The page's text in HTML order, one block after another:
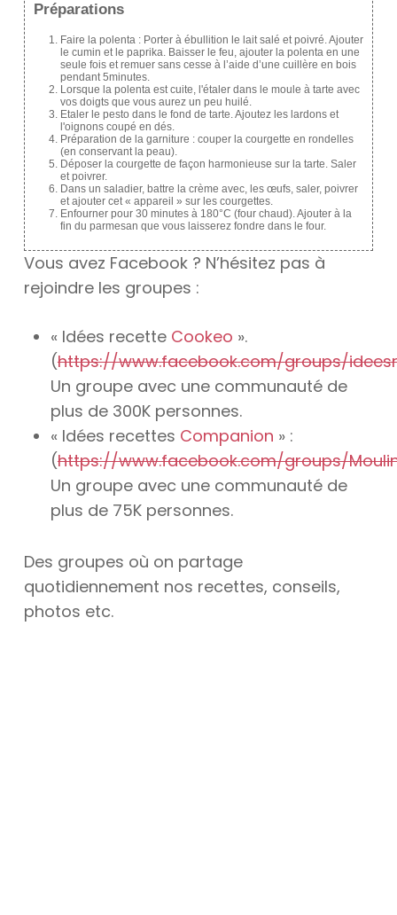
Préparations
Faire la polenta : Porter à ébullition le lait salé et poivré. Ajouter
le cumin et le paprika. Baisser le feu, ajouter la polenta en une
seule fois et remuer sans cesse à l’aide d’une cuillère en bois
pendant 5minutes.
Lorsque la polenta est cuite, l'étaler dans le moule à tarte avec
vos doigts que vous aurez un peu huilé.
Etaler le pesto dans le fond de tarte. Ajoutez les lardons et
l'oignons coupé en dés.
Préparation de la garniture : couper la courgette en rondelles
(en conservant la peau).
Déposer la courgette de façon harmonieuse sur la tarte. Saler
et poivrer.
Dans un saladier, battre la crème avec, les œufs, saler, poivrer
et ajouter cet « appareil » sur les courgettes.
Enfourner pour 30 minutes à 180°C (four chaud). Ajouter à la
fin du parmesan que vous laisserez fondre dans le four.
Vous avez Facebook ? N’hésitez pas à
rejoindre les groupes :
« Idées recette Cookeo ».
(https://www.facebook.com/groups/
Un groupe avec une communauté de
plus de 300K personnes.
« Idées recettes Companion » :
(https://www.facebook.com/groups/
Un groupe avec une communauté de
plus de 75K personnes.
Des groupes où on partage
quotidiennement nos recettes, conseils,
photos etc.